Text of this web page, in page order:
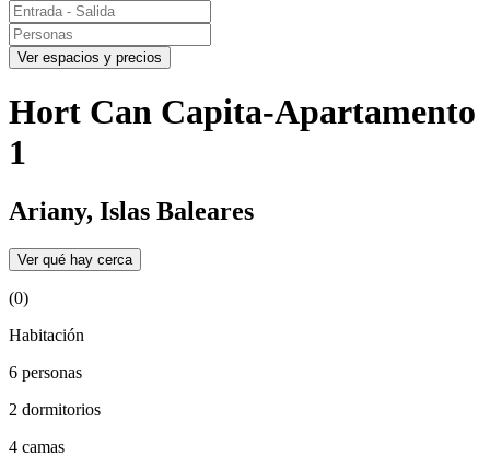
Ver espacios y precios
Hort Can Capita-Apartamento
1
Ariany, Islas Baleares
Ver qué hay cerca
(0)
Habitación
6 personas
2 dormitorios
4 camas